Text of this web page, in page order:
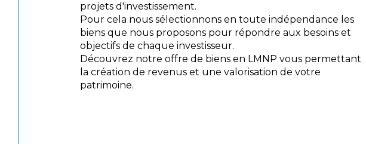
projets d'investissement.
Pour cela nous sélectionnons en toute indépendance les
biens que nous proposons pour répondre aux besoins et
objectifs de chaque investisseur.
Découvrez notre offre de biens en LMNP vous permettant
la création de revenus et une valorisation de votre
patrimoine.